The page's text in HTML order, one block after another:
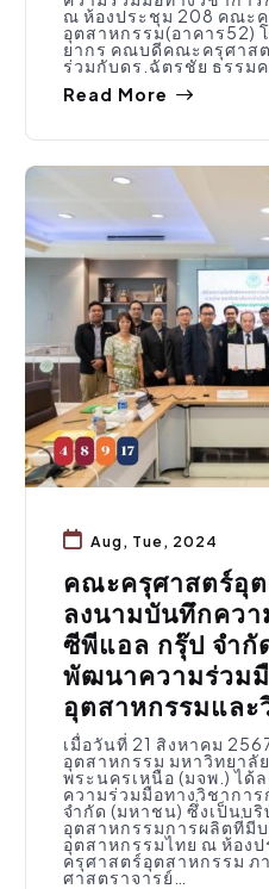
ณ ห้องประชุม 208 คณะ
อุตสาหกรรม(อาคาร52)
ยากร คณบดีคณะครุศาส
ร่วมกับดร.ฉัตรชัย ธรรมค
Read More
กิจกรรมคณะ
Aug, Tue, 2024
คณะครุศาสตร์อุ
ลงนามบันทึกคว
ซีพีแอล กรุ๊ป จำกั
พัฒนาความร่วม
อุตสาหกรรมและ
เมื่อวันที่ 21 สิงหาคม
อุตสาหกรรม มหาวิทยาลั
พระนครเหนือ (มจพ.) ได้
ความร่วมมือทางวิชากา
จำกัด (มหาชน) ซึ่งเป็นบ
อุตสาหกรรมการผลิตที่มี
อุตสาหกรรมไทย ณ ห้อง
ครุศาสตร์อุตสาหกรรม ภ
ศาสตราจารย์…